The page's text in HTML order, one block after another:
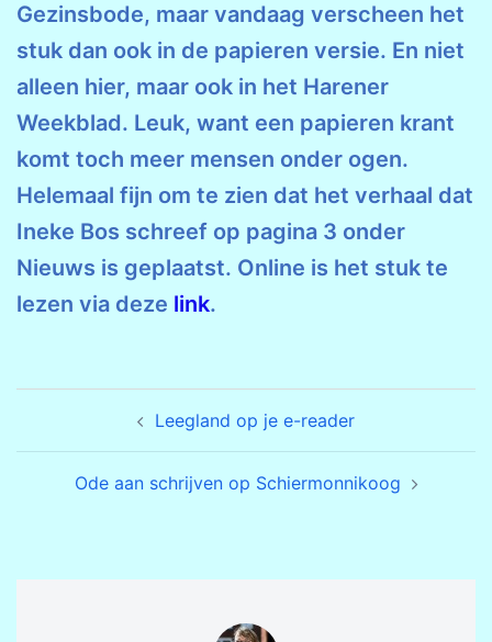
Gezinsbode, maar vandaag verscheen het
stuk dan ook in de papieren versie. En niet
alleen hier, maar ook in het Harener
Weekblad. Leuk, want een papieren krant
komt toch meer mensen onder ogen.
Helemaal fijn om te zien dat het verhaal dat
Ineke Bos schreef op pagina 3 onder
Nieuws is geplaatst. Online is het stuk te
lezen via deze link.
Leegland op je e-reader
Ode aan schrijven op Schiermonnikoog